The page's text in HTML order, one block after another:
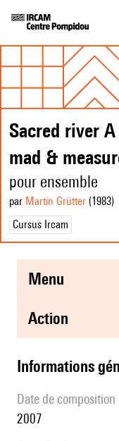
Sacred river
mad &
pour ensemble
par Martin Grütter (1983)
Cursus Ircam
menu
action
informations
date de composition
2007